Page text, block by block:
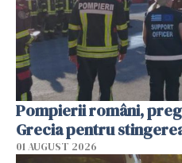
Pompierii români,
Grecia pentru
01 AUGUST 2026